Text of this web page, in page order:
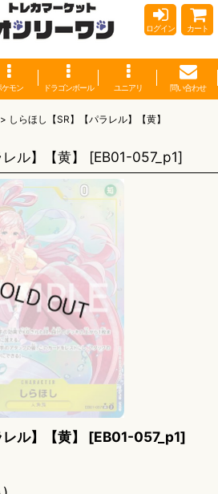
ログイン カート
ケモン ドラゴンボール ユニアリ 問い合わせ
> しらほし【SR】【パラレル】【黄】
ル】【黄】 [EB01-057_p1]
ル】【黄】 [EB01-057_p1]